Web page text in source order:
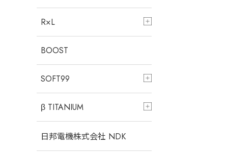
R×L
BOOST
SOFT99
β TITANIUM
日邦電機株式会社 NDK